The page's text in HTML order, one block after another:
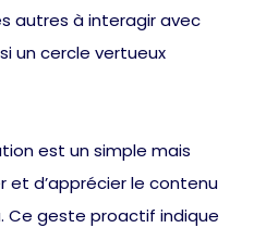
autres à interagir avec
un cercle vertueux
est un simple mais
d’apprécier le contenu
Ce geste proactif indique